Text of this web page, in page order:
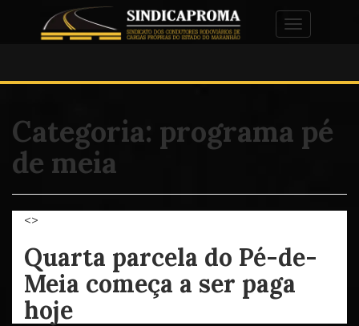
Alternar
Categoria: programa pé
de meia
<>
Quarta parcela do Pé-de-
Meia começa a ser paga
hoje